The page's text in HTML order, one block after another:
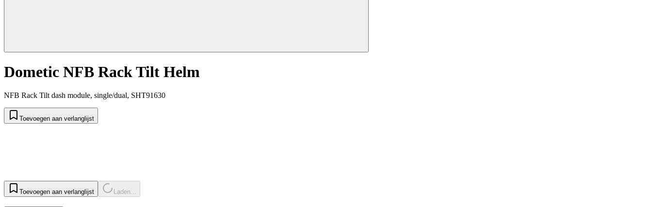
Dometic NFB Rack Tilt Helm
NFB Rack Tilt dash module, single/dual, SHT91630
Toevoegen aan verlanglijst
Toevoegen aan verlanglijst Laden...